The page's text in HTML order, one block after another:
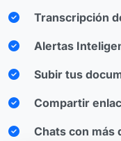
Transcripción
Alertas
Subir tus
Compartir
Chats con más